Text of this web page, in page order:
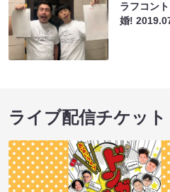
ラフコン
婚!
ライブ配信チケット